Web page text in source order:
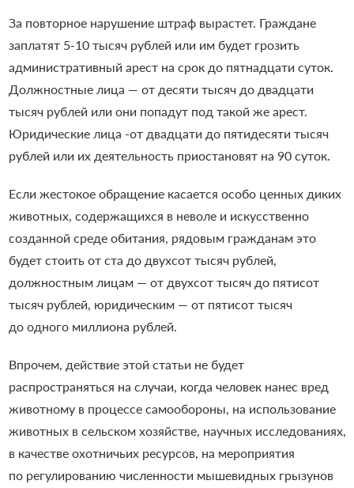
За повторное нарушение штраф вырастет. Граждане
заплатят 5-10 тысяч рублей или им будет грозить
административный арест на срок до пятнадцати суток.
Должностные лица — от десяти тысяч до двадцати
тысяч рублей или они попадут под такой же арест.
Юридические лица -от двадцати до пятидесяти тысяч
рублей или их деятельность приостановят на 90 суток.
Если жестокое обращение касается особо ценных диких
животных, содержащихся в неволе и искусственно
созданной среде обитания, рядовым гражданам это
будет стоить от ста до двухсот тысяч рублей,
должностным лицам — от двухсот тысяч до пятисот
тысяч рублей, юридическим — от пятисот тысяч
до одного миллиона рублей.
Впрочем, действие этой статьи не будет
распространяться на случаи, когда человек нанес вред
животному в процессе самообороны, на использование
животных в сельском хозяйстве, научных исследованиях,
в качестве охотничьих ресурсов, на мероприятия
по регулированию численности мышевидных грызунов